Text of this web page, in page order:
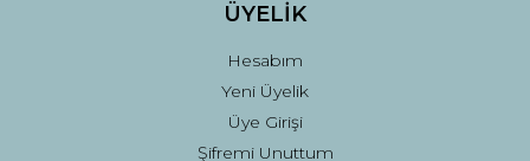
ÜYELİK
Hesabım
Yeni Üyelik
Üye Girişi
Şifremi Unuttum